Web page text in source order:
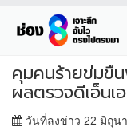
คุมคนร้ายข่มขื
ผลตรวจดีเอ็นเอ
วันที่ลงข่าว 22 มิถุน